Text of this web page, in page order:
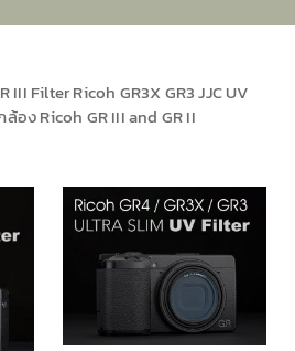
III Filter Ricoh GR3X GR3 JJC UV
อง Ricoh GR III and GR II